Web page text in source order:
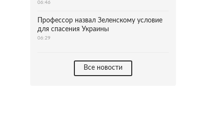
06:46
Профессор назвал Зеленскому условие
для спасения Украины
06:29
Все новости